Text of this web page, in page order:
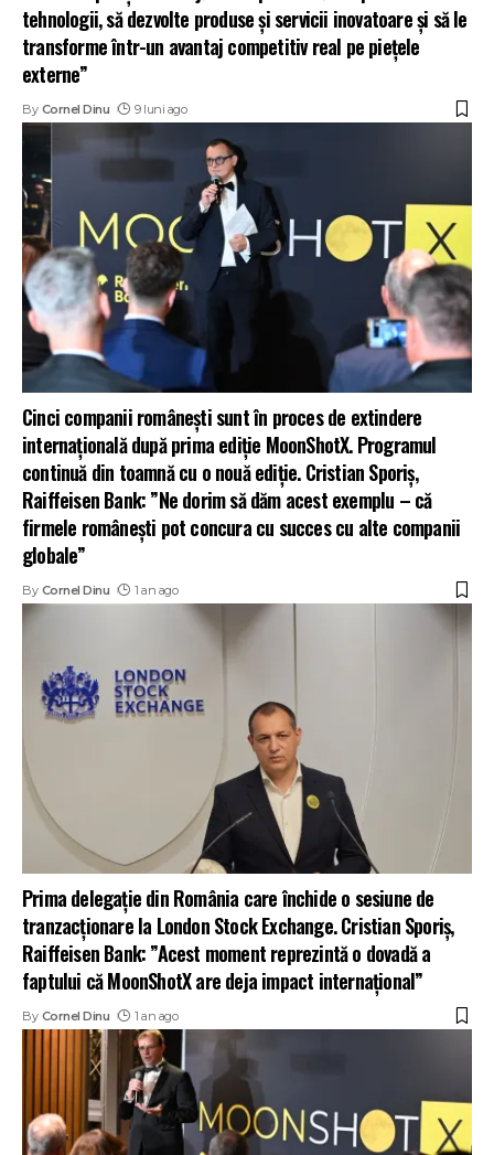
tehnologii, să dezvolte produse și servicii inovatoare și să le
transforme într-un avantaj competitiv real pe piețele
externe”
By Cornel Dinu 9 luni ago
Cinci companii românești sunt în proces de extindere
internațională după prima ediție MoonShotX. Programul
continuă din toamnă cu o nouă ediție. Cristian Sporiș,
Raiffeisen Bank: ”Ne dorim să dăm acest exemplu – că
firmele românești pot concura cu succes cu alte companii
globale”
By Cornel Dinu 1 an ago
Prima delegație din România care închide o sesiune de
tranzacționare la London Stock Exchange. Cristian Sporiș,
Raiffeisen Bank: ”Acest moment reprezintă o dovadă a
faptului că MoonShotX are deja impact internațional”
By Cornel Dinu 1 an ago